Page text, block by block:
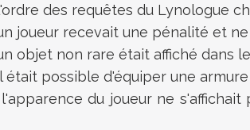
des requêtes du Lynologue
joueur recevait une pénalité et
objet non rare était affiché dans
était possible d'équiper une
du joueur ne